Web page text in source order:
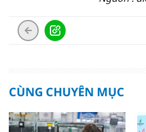
CÙNG CHUYÊN MỤC